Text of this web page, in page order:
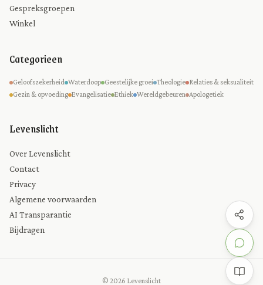
Gespreksgroepen
Winkel
Categorieen
Geloofszekerheid Waterdoop Geestelijke groei Theologie Relaties & seksualiteit
Gezin & opvoeding Evangelisatie Ethiek Wereldgebeuren Apologetiek
Levenslicht
Over Levenslicht
Contact
Privacy
Algemene voorwaarden
AI Transparantie
Bijdragen
© 2026 Levenslicht